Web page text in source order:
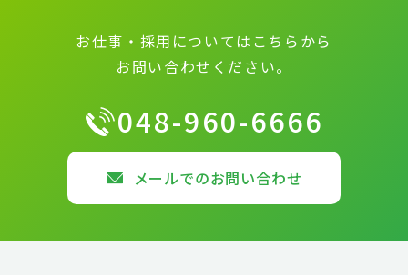
お仕事・採用についてはこちらから
お問い合わせください。
048-960-6666
メールでのお問い合わせ